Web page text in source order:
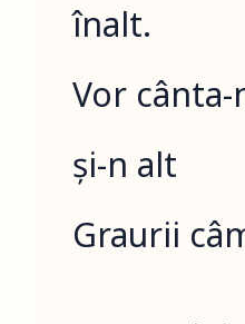
înalt.
Vor
și-n alt
Graurii